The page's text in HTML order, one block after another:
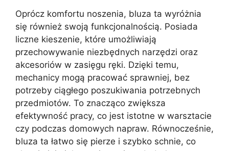
Oprócz komfortu noszenia, bluza ta wyróżnia
się również swoją funkcjonalnością. Posiada
liczne kieszenie, które umożliwiają
przechowywanie niezbędnych narzędzi oraz
akcesoriów w zasięgu ręki. Dzięki temu,
mechanicy mogą pracować sprawniej, bez
potrzeby ciągłego poszukiwania potrzebnych
przedmiotów. To znacząco zwiększa
efektywność pracy, co jest istotne w warsztacie
czy podczas domowych napraw. Równocześnie,
bluza ta łatwo się pierze i szybko schnie, co